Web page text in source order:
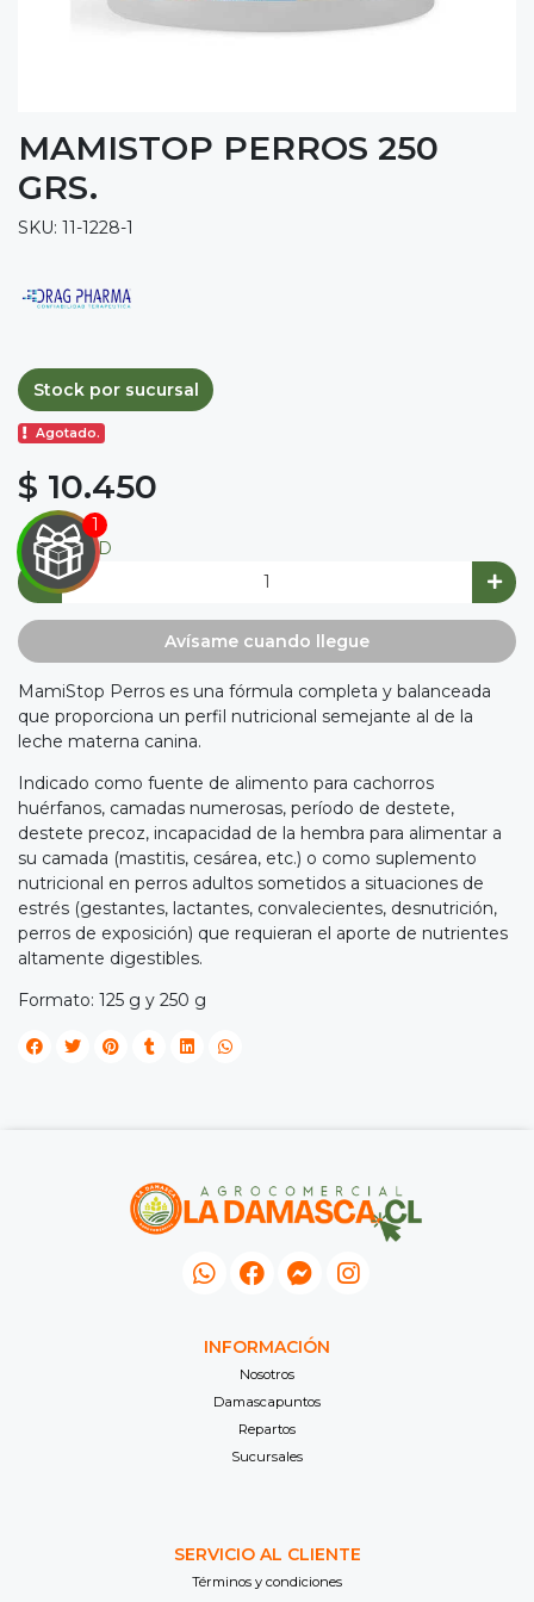
correo
por
JUGAR
MAMISTOP PERROS 250
GRS.
SKU: 11-1228-1
Stock por sucursal
Agotado.
$ 10.450
CANTIDAD
Avísame cuando llegue
MamiStop Perros es una fórmula completa y balanceada
que proporciona un perfil nutricional semejante al de la
leche materna canina.
Indicado como fuente de alimento para cachorros
huérfanos, camadas numerosas, período de destete,
destete precoz, incapacidad de la hembra para alimentar a
su camada (mastitis, cesárea, etc.) o como suplemento
nutricional en perros adultos sometidos a situaciones de
estrés (gestantes, lactantes, convalecientes, desnutrición,
perros de exposición) que requieran el aporte de nutrientes
altamente digestibles.
Formato: 125 g y 250 g
INFORMACIÓN
Nosotros
Damascapuntos
Repartos
Sucursales
SERVICIO AL CLIENTE
Términos y condiciones